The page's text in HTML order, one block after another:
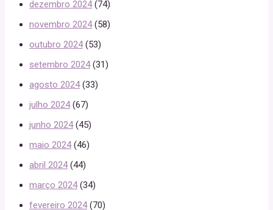
dezembro 2024(74)
novembro 2024(58)
outubro 2024(53)
setembro 2024(31)
agosto 2024(33)
julho 2024(67)
junho 2024(45)
maio 2024(46)
abril 2024(44)
março 2024(34)
fevereiro 2024(70)